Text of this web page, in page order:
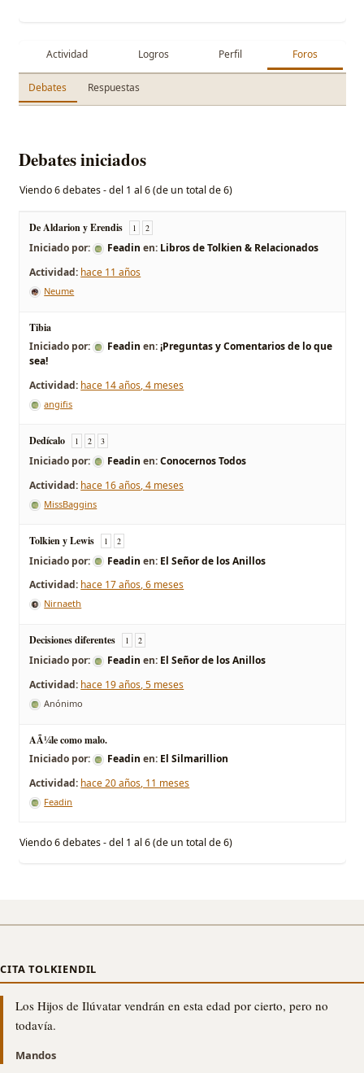
Actividad Logros Perfil Foros
Debates Respuestas
Debates iniciados
Viendo 6 debates - del 1 al 6 (de un total de 6)
De Aldarion y Erendis 1 2
Iniciado por: Feadin en: Libros de Tolkien & Relacionados
hace 11 años
Neume
Tibia
Iniciado por:
Feadin en:¡Preguntas y Comentarios de lo que
sea!
hace 14 años, 4 meses
angifis
Dedícalo 1 2 3
Iniciado por: Feadin en:Conocernos Todos
hace 16 años, 4 meses
MissBaggins
Tolkien y Lewis 1 2
Iniciado por: Feadin en: El Señor de los Anillos
hace 17 años, 6 meses
Nirnaeth
Decisiones diferentes 1 2
Iniciado por: Feadin en: El Señor de los Anillos
hace 19 años, 5 meses
Anónimo
AÃ¼le como malo.
Iniciado por:
Feadin en: El Silmarillion
hace 20 años, 11 meses
Feadin
Viendo 6 debates - del 1 al 6 (de un total de 6)
CITA TOLKIENDIL
Los Hijos de Ilúvatar vendrán en esta edad por cierto, pero no
todavía.
Mandos